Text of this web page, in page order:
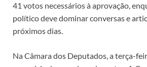
41 votos necessários à aprovação,
político deve dominar conversas e
próximos dias.
Na Câmara dos Deputados, a terça-